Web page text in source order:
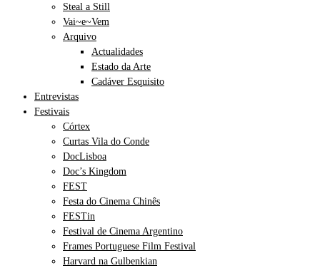
Steal a Still
Vai~e~Vem
Arquivo
Actualidades
Estado da Arte
Cadáver Esquisito
Entrevistas
Festivais
Córtex
Curtas Vila do Conde
DocLisboa
Doc’s Kingdom
FEST
Festa do Cinema Chinês
FESTin
Festival de Cinema Argentino
Frames Portuguese Film Festival
Harvard na Gulbenkian